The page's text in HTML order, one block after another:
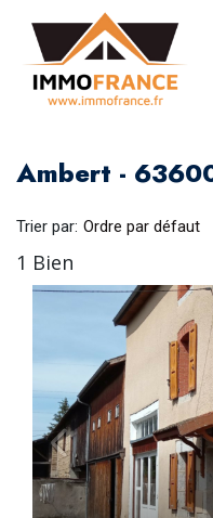
Ambert -
1 Bien
Trier par: Ordre par défaut